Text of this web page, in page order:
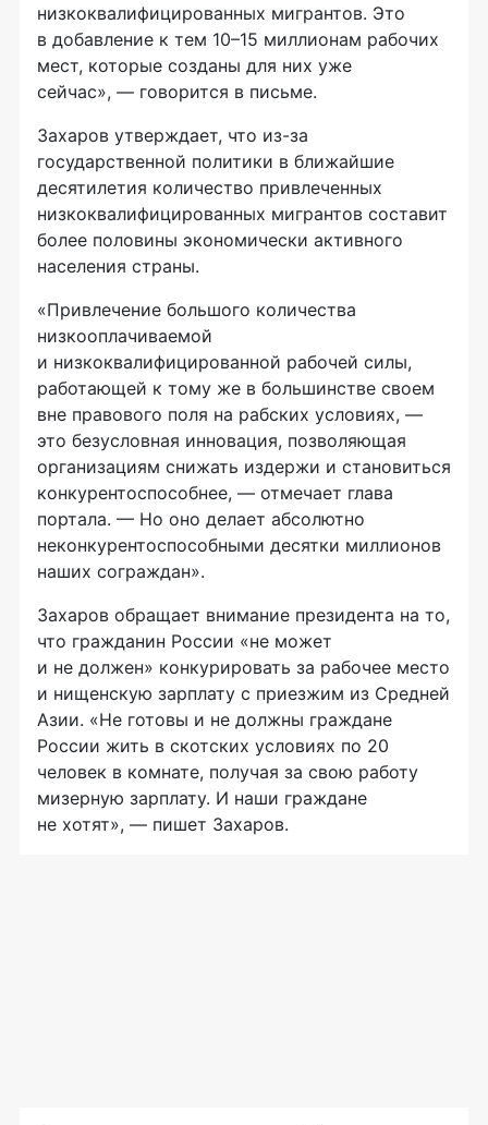
низкоквалифицированных мигрантов. Это
в добавление к тем 10–15 миллионам рабочих
мест, которые созданы для них уже
сейчас», — говорится в письме.
Захаров утверждает, что из-за
государственной политики в ближайшие
десятилетия количество привлеченных
низкоквалифицированных мигрантов составит
более половины экономически активного
населения страны.
«Привлечение большого количества
низкооплачиваемой
и низкоквалифицированной рабочей силы,
работающей к тому же в большинстве своем
вне правового поля на рабских условиях, —
это безусловная инновация, позволяющая
организациям снижать издержи и становиться
конкурентоспособнее, — отмечает глава
портала. — Но оно делает абсолютно
неконкурентоспособными десятки миллионов
наших сограждан».
Захаров обращает внимание президента на то,
что гражданин России «не может
и не должен» конкурировать за рабочее место
и нищенскую зарплату с приезжим из Средней
Азии. «Не готовы и не должны граждане
России жить в скотских условиях по 20
человек в комнате, получая за свою работу
мизерную зарплату. И наши граждане
не хотят», — пишет Захаров.